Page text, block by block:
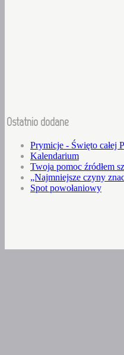
Ostatnio dodane
Prymicje - Święto całej
Kalendarium
Twoja pomoc źródłem
„Najmniejsze czyny
Spot powołaniowy